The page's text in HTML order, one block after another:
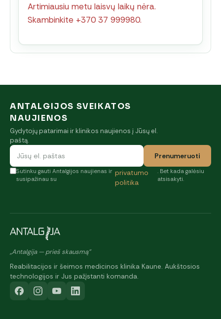
Artimiausiu metu laisvų laikų nėra.
Skambinkite +370 37 999980.
ANTALGIJOS SVEIKATOS
NAUJIENOS
Gydytojų patarimai ir klinikos naujienos į Jūsų el.
paštą.
Prenumeruoti
Sutinku gauti Antalgijos naujienas ir
susipažinau su
privatumo
politika
. Bet kada galėsiu
atsisakyti.
„Antalgija — prieš skausmą"
Reabilitacijos ir šeimos medicinos klinika Kaune. Aukštosios
technologijos ir Jus pažįstanti komanda.